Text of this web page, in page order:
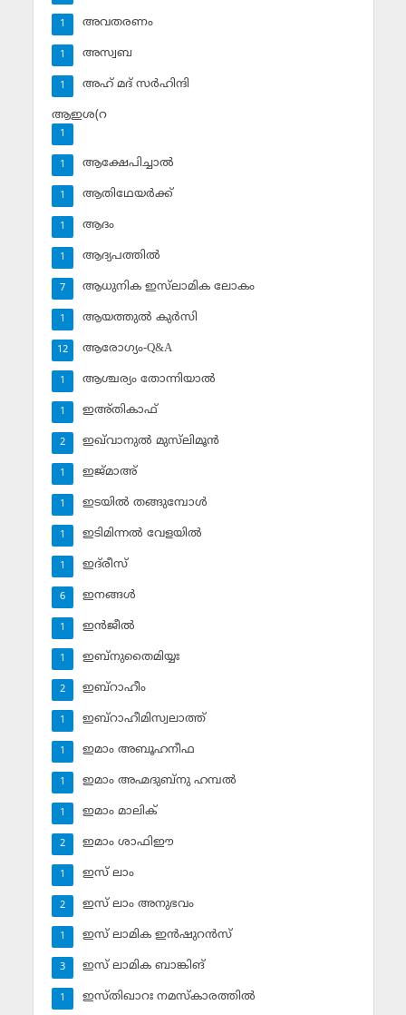
അവതരണം
1
അസ്വബ
1
അഹ് മദ് സര്‍ഹിന്ദി
1
ആഇശ(റ
1
ആക്ഷേപിച്ചാല്‍
1
ആതിഥേയര്‍ക്ക്
1
ആദം
1
ആദ്യപത്തില്‍
1
ആധുനിക ഇസ്‌ലാമിക ലോകം
7
ആയത്തുല്‍ കുര്‍സി
1
ആരോഗ്യം-Q&A
12
ആശ്ചര്യം തോന്നിയാല്‍
1
ഇഅ്തികാഫ്‌
1
ഇഖ്‌വാനുല്‍ മുസ്‌ലിമൂന്‍
2
ഇജ്മാഅ്
1
ഇടയില്‍ തങ്ങുമ്പോള്‍
1
ഇടിമിന്നല്‍ വേളയില്‍
1
ഇദ്‌രീസ്‌
1
ഇനങ്ങള്‍
6
ഇന്‍ജീല്‍
1
ഇബ്‌നുതൈമിയ്യഃ
1
ഇബ്‌റാഹീം
2
ഇബ്‌റാഹീമിസ്വലാത്ത്
1
ഇമാം അബൂഹനീഫ
1
ഇമാം അഹ്മദുബ്‌നു ഹമ്പല്‍
1
ഇമാം മാലിക്
1
ഇമാം ശാഫിഈ
2
ഇസ് ലാം
1
ഇസ് ലാം അനുഭവം
2
ഇസ് ലാമിക ഇന്‍ഷുറന്‍സ്‌
1
ഇസ് ലാമിക ബാങ്കിങ്‌
3
ഇസ്തിഖാറഃ നമസ്‌കാരത്തില്‍
1